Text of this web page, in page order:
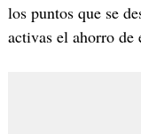
los puntos que se
activas el ahorro de